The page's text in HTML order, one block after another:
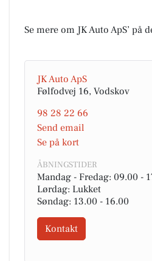
Se mere om JK Auto ApS’ på
JK Auto ApS
Følfodvej 16, Vodskov
98 28 22 66
Send email
Se på kort
ÅBNINGSTIDER
Mandag - Fredag: 09.00 -
Lørdag: Lukket
Søndag: 13.00 - 16.00
Kontakt